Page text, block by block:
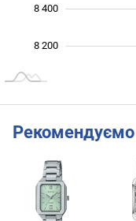
8 200
8 400
Рекомендуємо